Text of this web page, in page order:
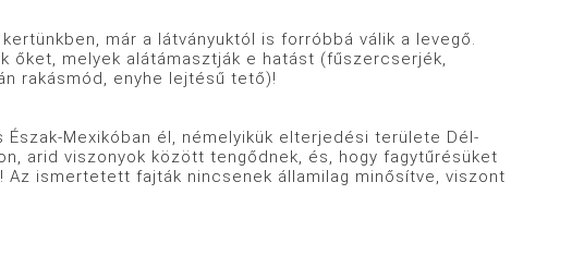
már a látványuktól is forróbbá válik a levegő.
őket, melyek alátámasztják e hatást (fűszercserjék,
rakásmód, enyhe lejtésű tető)!
Mexikóban él, némelyikük elterjedési területe Dél-
arid viszonyok között tengődnek, és, hogy fagytűrésüket
ismertetett fajták nincsenek államilag minősítve, viszont